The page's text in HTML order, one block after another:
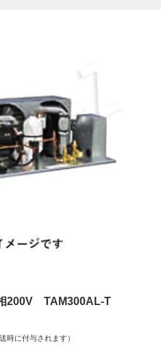
200V TAM300AL-T
時に付与されます）